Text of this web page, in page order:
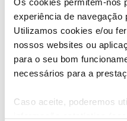
experiência de navegação
Utilizamos cookies e/ou
nossos websites ou
para o seu bom
necessários para a
Caso aceite, poderemos